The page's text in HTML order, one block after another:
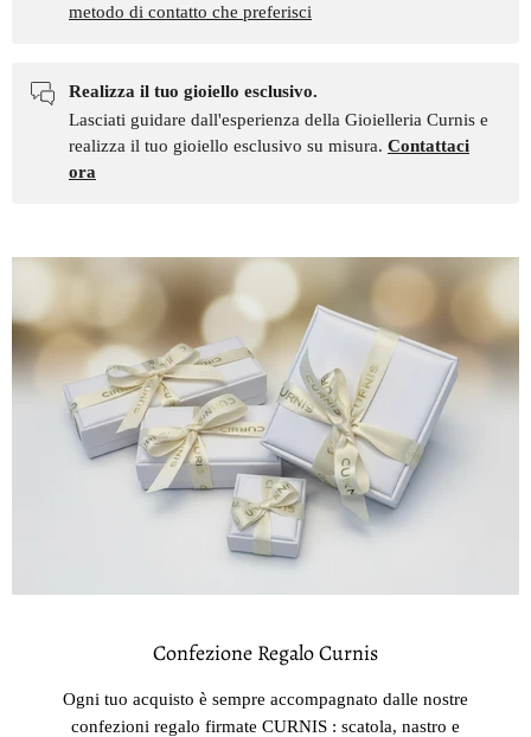
metodo di contatto che preferisci
Realizza il tuo gioiello esclusivo.
Lasciati guidare dall'esperienza della Gioielleria Curnis e
realizza il tuo gioiello esclusivo su misura. Contattaci
ora
Confezione Regalo Curnis
Ogni tuo acquisto è sempre accompagnato dalle nostre
confezioni regalo firmate CURNIS : scatola, nastro e